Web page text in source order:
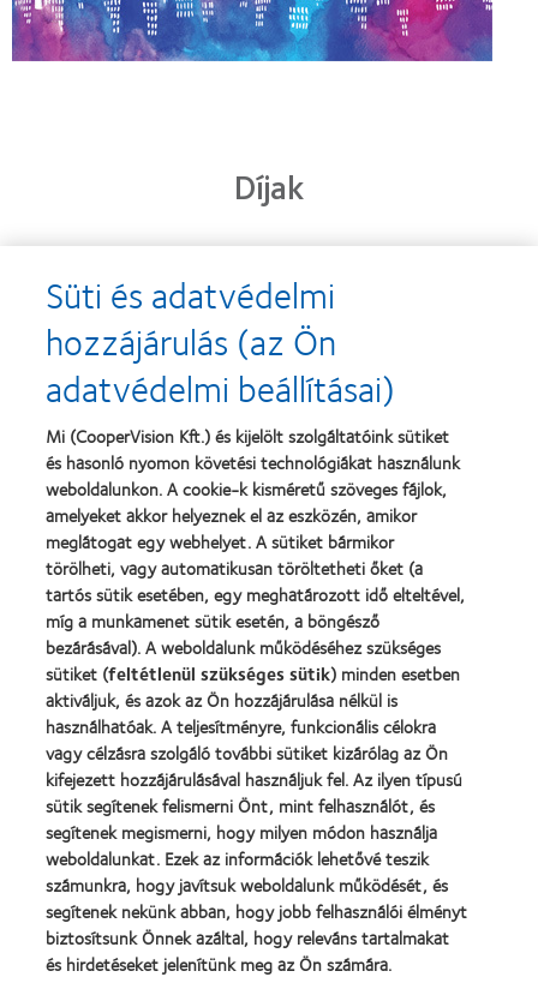
Díjak
Learn
more
about
2013.
évi
Silmo
d’Or
díj
a
legjobb
termékért
–
MyDay™
Learn
more
about
„Contact
Lens
Product
the
Year”,
2013
Learn
more
about
Magyar
Vakok
és
Gyengénlátók
Országos
Szövetsége
Learn
more
about
"BCLA
Award",
2019
Termékeink
Találja meg a lencséjét
Kontaktlencse-technológia
Kontaktlencsék és a látás
Új viselő
Tapasztalt viselő
Blog
Süti és adatvédelmi
hozzájárulás (az Ön
adatvédelmi beállításai)
Mi (CooperVision Kft.) és kijelölt szolgáltatóink sütiket
és hasonló nyomon követési technológiákat használunk
weboldalunkon. A cookie-k kisméretű szöveges fájlok,
amelyeket akkor helyeznek el az eszközén, amikor
meglátogat egy webhelyet. A sütiket bármikor
törölheti, vagy automatikusan töröltetheti őket (a
tartós sütik esetében, egy meghatározott idő elteltével,
míg a munkamenet sütik esetén, a böngésző
bezárásával). A weboldalunk működéséhez szükséges
sütiket (feltétlenül szükséges sütik) minden esetben
aktiváljuk, és azok az Ön hozzájárulása nélkül is
használhatóak. A teljesítményre, funkcionális célokra
vagy célzásra szolgáló további sütiket kizárólag az Ön
kifejezett hozzájárulásával használjuk fel. Az ilyen típusú
sütik segítenek felismerni Önt, mint felhasználót, és
segítenek megismerni, hogy milyen módon használja
weboldalunkat. Ezek az információk lehetővé teszik
számunkra, hogy javítsuk weboldalunk működését, és
segítenek nekünk abban, hogy jobb felhasználói élményt
biztosítsunk Önnek azáltal, hogy releváns tartalmakat
és hirdetéseket jelenítünk meg az Ön számára.